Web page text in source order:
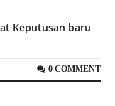
Keputusan baru
0 COMMENT